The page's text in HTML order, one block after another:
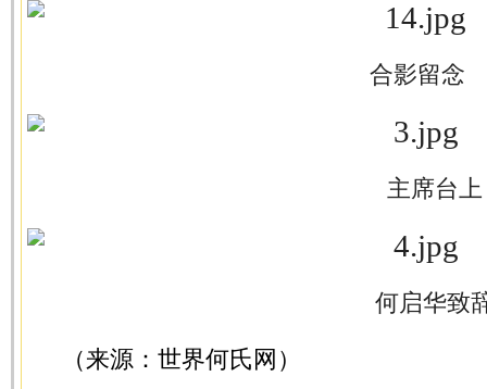
合影留念
主席台上
何启华致
（来源：世界何氏网）